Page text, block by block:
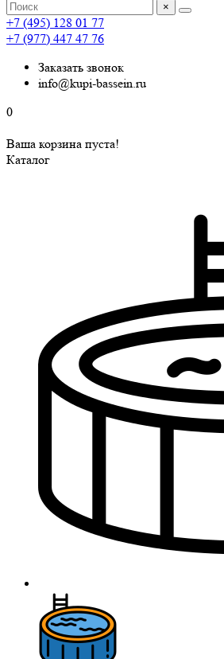
×
+7 (495) 128 01 77
+7 (977) 447 47 76
Заказать звонок
info@kupi-bassein.ru
0
Ваша корзина пуста!
Каталог